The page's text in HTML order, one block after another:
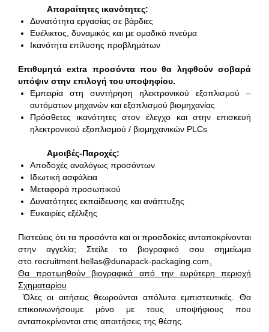
Απαραίτητες ικανότητες:
Δυνατότητα εργασίας σε βάρδιες
Ευέλικτος, δυναμικός και με ομαδικό πνεύμα
Ικανότητα επίλυσης προβλημάτων
Επιθυμητά extra προσόντα που θα ληφθούν σοβαρά
υπόψιν στην επιλογή του υποψηφίου.
Εμπειρία στη συντήρηση ηλεκτρονικού εξοπλισμού –
αυτόματων μηχανών και εξοπλισμού βιομηχανίας
Πρόσθετες ικανότητες στον έλεγχο και στην επισκευή
ηλεκτρονικού εξοπλισμού / βιομηχανικών PLCs
Αμοιβές-Παροχές:
Αποδοχές αναλόγως προσόντων
Ιδιωτική ασφάλεια
Μεταφορά προσωπικού
Δυνατότητες εκπαίδευσης και ανάπτυξης
Ευκαιρίες εξέλιξης
Πιστεύεις ότι τα προσόντα και οι προσδοκίες ανταποκρίνονται
στην αγγελία; Στείλε το βιογραφικό σου σημείωμα
στο recruitment.hellas@dunapack-packaging.com
Θα προτιμηθούν βιογραφικά από την ευρύτερη περιοχή
Σχηματαρίου
Όλες οι αιτήσεις θεωρούνται απόλυτα εμπιστευτικές. Θα
επικοινωνήσουμε μόνο με τους υποψήφιους που
ανταποκρίνονται στις απαιτήσεις της θέσης.